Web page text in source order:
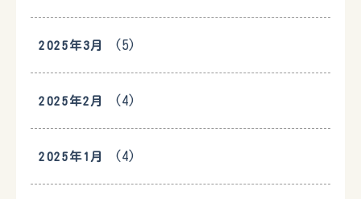
2025年3月 (5)
2025年2月 (4)
2025年1月 (4)